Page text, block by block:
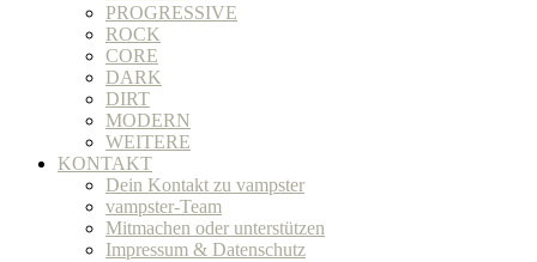
PROGRESSIVE
ROCK
CORE
DARK
DIRT
MODERN
WEITERE
KONTAKT
Dein Kontakt zu vampster
vampster-Team
Mitmachen oder unterstützen
Impressum & Datenschutz